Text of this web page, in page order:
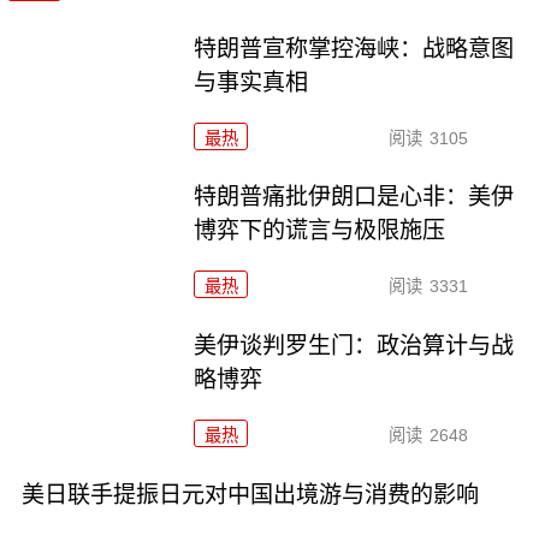
特朗普宣称掌控海峡：战略意图
与事实真相
最热 阅读 3105
特朗普痛批伊朗口是心非：美伊
博弈下的谎言与极限施压
最热 阅读 3331
美伊谈判罗生门：政治算计与战
略博弈
最热 阅读 2648
美日联手提振日元对中国出境游与消费的影响